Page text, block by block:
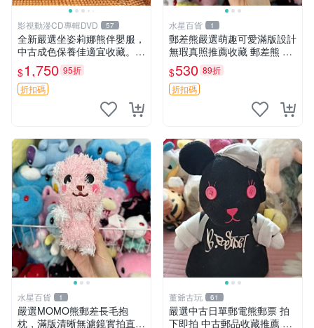
影視動漫CD專輯DVD 57
全新嚴選坐姿莉娜熊伴嬰服，
中古成色保養佳適宜收藏。無
盒子但品質完好，快速出貨。
建議入手！ 中古 玩偶 滬漫
$1,750 95折
折扣碼
水星百貨 1
郵差熊嚴選萌趣可愛滿版設計
無瑕真照推薦收藏 郵差熊 熊
抱枕 紅薯啵啵間
$530 89折
折扣碼
水星百貨 1
嚴選MOMO熊郵差長毛抱
枕，滿版清晰無濾鏡實拍直
董爺古玩 61
嚴選中古日單郵電熊郵票 拍
下即拍 中古郵品收藏推薦 郵